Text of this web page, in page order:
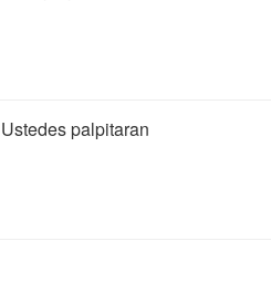
Ustedes palpitaran